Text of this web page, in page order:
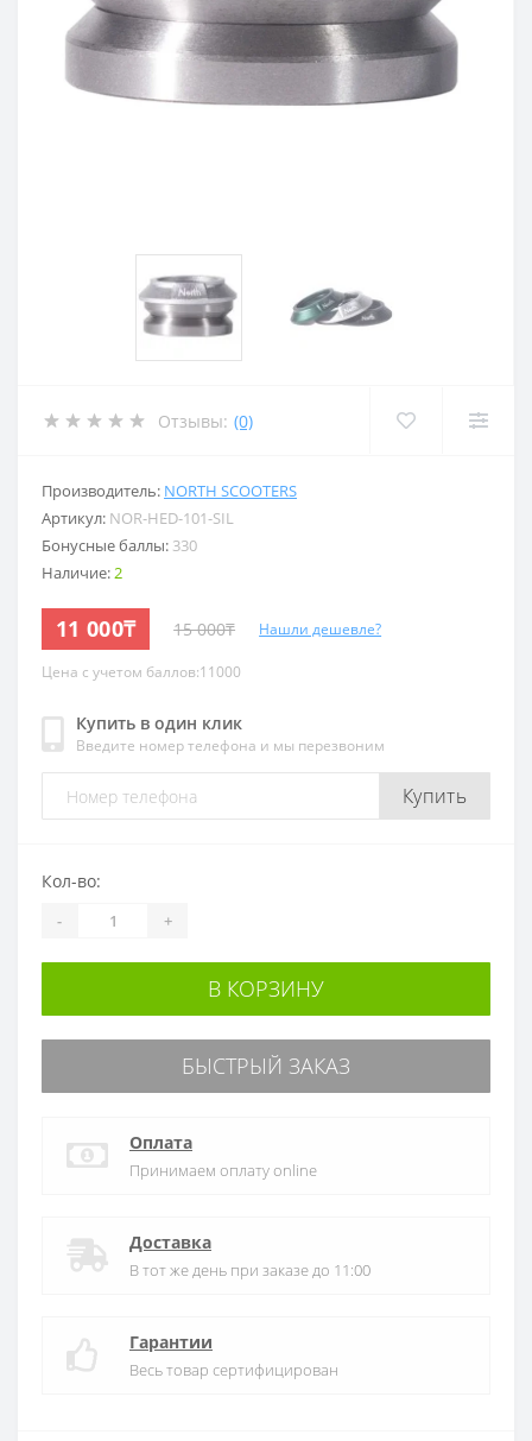
Отзывы: (0)
Производитель: NORTH SCOOTERS
Артикул: NOR-HED-101-SIL
Бонусные баллы: 330
Наличие:2
11 000₸ 15 000₸ Нашли дешевле?
Цена с учетом баллов:11000
Купить в один клик
Введите номер телефона и мы перезвоним
Купить
Кол-во:
- +
В КОРЗИНУ
БЫСТРЫЙ ЗАКАЗ
Оплата
Принимаем оплату online
Доставка
В тот же день при заказе до 11:00
Гарантии
Весь товар сертифицирован